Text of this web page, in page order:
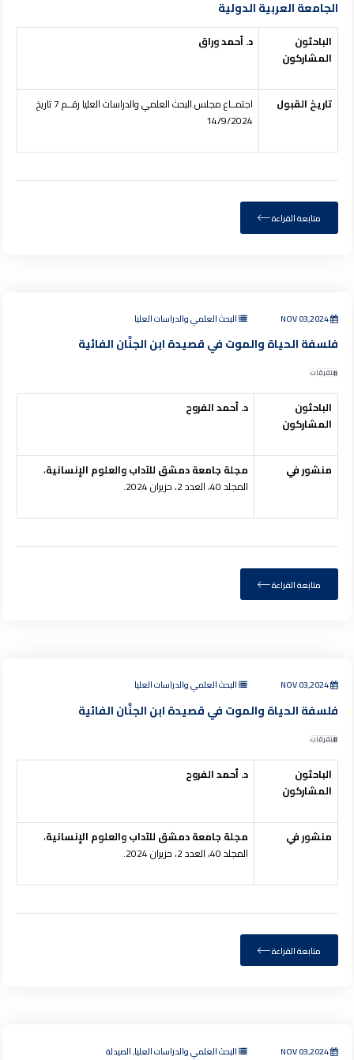
الجامعة العربية الدولية
الباحثون
المشاركون
د. أحمد وراق
تاريخ القبول
اجتمــاع مجلس البحث العلمي والدراسات العليا رقــم 7 تاريخ
14/9/2024
متابعة القراءة
NOV 03,2024 البحث العلمي والدراسات العليا
فلسفة الحياة والموت في قصيدة ابن الجنَّان الفائية
متفرقات
الباحثون
المشاركون
د. أحمد الفروح
منشور في مجلة جامعة دمشق للآداب والعلوم الإنسانية،
المجلد 40، العدد 2، حزيران 2024.
متابعة القراءة
NOV 03,2024 البحث العلمي والدراسات العليا
فلسفة الحياة والموت في قصيدة ابن الجنَّان الفائية
متفرقات
الباحثون
المشاركون
د. أحمد الفروح
منشور في مجلة جامعة دمشق للآداب والعلوم الإنسانية،
المجلد 40، العدد 2، حزيران 2024.
متابعة القراءة
NOV 03,2024 البحث العلمي والدراسات العليا, الصيدلة